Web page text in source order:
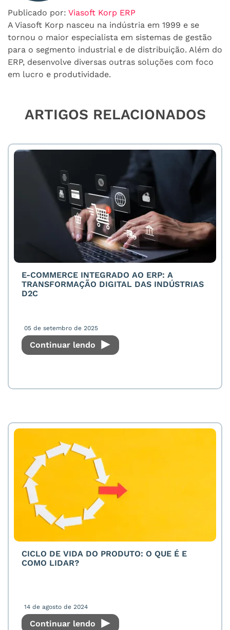
Publicado por: Viasoft Korp ERP
A Viasoft Korp nasceu na indústria em 1999 e se
tornou o maior especialista em sistemas de gestão
para o segmento industrial e de distribuição. Além do
ERP, desenvolve diversas outras soluções com foco
em lucro e produtividade.
ARTIGOS RELACIONADOS
E-COMMERCE INTEGRADO AO ERP: A
TRANSFORMAÇÃO DIGITAL DAS INDÚSTRIAS
D2C
05 de setembro de 2025
Continuar lendo
CICLO DE VIDA DO PRODUTO: O QUE É E
COMO LIDAR?
14 de agosto de 2024
Continuar lendo